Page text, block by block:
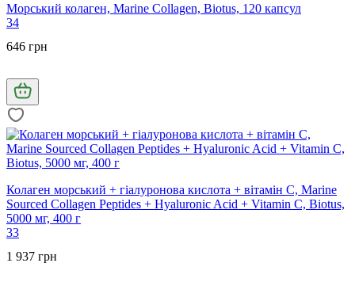
Морський колаген, Marine Collagen, Biotus, 120 капсул
34
646 грн
Колаген морський + гіалуронова кислота + вітамін С, Marine
Sourced Collagen Peptidеs + Hyaluronic Acid + Vitamin C, Biotus,
5000 мг, 400 г
33
1 937 грн